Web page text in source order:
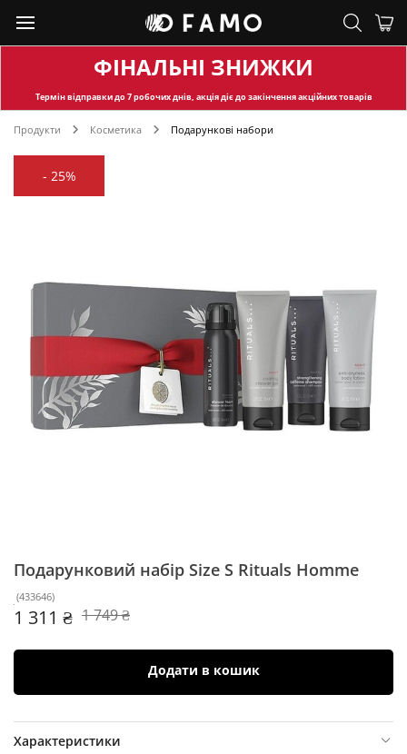
ФІНАЛЬНІ ЗНИЖКИ
Термін відправкидо 7 робочих днів, акція діє до закінчення акційних товарів
Продукти Косметика Подарункові набори
- 25%
Подарунковий набір Size S Rituals Homme
(433646)
1 311 ₴ 1 749 ₴
Додати в кошик
Характеристики